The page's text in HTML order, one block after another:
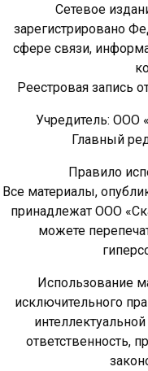
Сетевое
зарегистрировано
сфере связи,
Реестровая запись
Учредитель: ООО
Главный
Правило
Все материалы,
принадлежат ООО
можете
Использование
исключительного
ответственность,